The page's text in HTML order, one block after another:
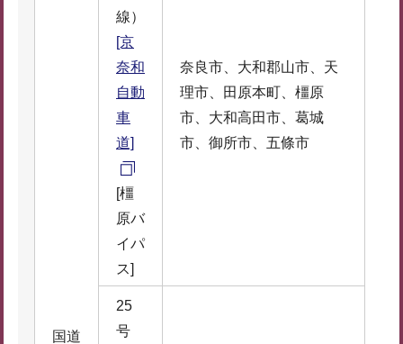
国道
線）
[京
奈和
自動
車
道]
[橿
原バ
イパ
ス]
奈良市、大和郡山市、天
理市、田原本町、橿原
市、大和高田市、葛城
市、御所市、五條市
25
号